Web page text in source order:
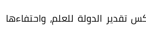
الدولة للعلم، واحتفاءها